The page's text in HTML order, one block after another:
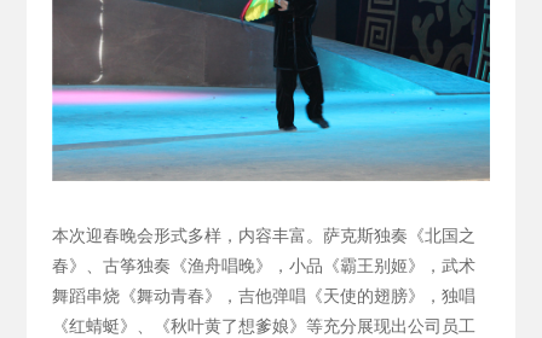
本次迎春晚会形式多样，内容丰富。萨克斯独奏《北国之
春》、古筝独奏《渔舟唱晚》，小品《霸王别姬》，武术
舞蹈串烧《舞动青春》，吉他弹唱《天使的翅膀》，独唱
《红蜻蜓》、《秋叶黄了想爹娘》等充分展现出公司员工